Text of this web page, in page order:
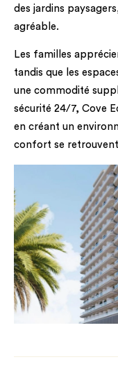
des jardins
agréable.
Les familles
tandis que les
une commodité
sécurité 24/7, Cove
en créant un
confort se